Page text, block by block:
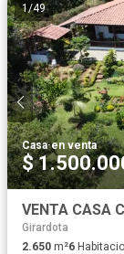
1/49
Casa·en venta
$
VENTA CASA
Girardota
2.650 m²6